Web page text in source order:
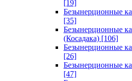
[19]
Безынерционные
[35]
Безынерционные
(Косадака) [106]
Безынерционные
[26]
Безынерционные
[47]